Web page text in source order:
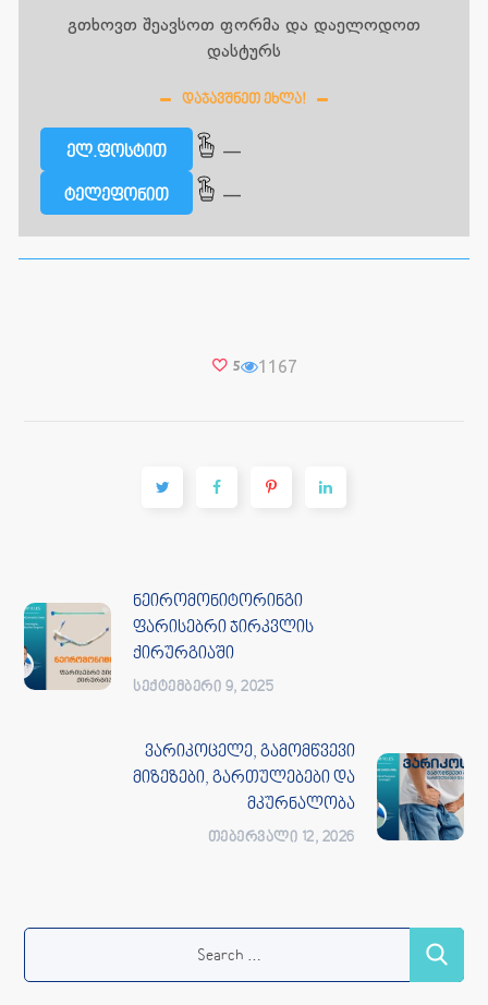
გთხოვთ შეავსოთ ფორმა და დაელოდოთ
დასტურს
ᲓᲐᲯᲐᲕᲨᲜᲔᲗ ᲔᲮᲚᲐ!
ელ.ფოსტით —
ტელეფონით —
5 1167
ნეირომონიტორინგი
ფარისებრი ჯირკვლის
ქირურგიაში
ᲡᲔᲥᲢᲔᲛᲑᲔᲠᲘ 9, 2025
ვარიკოცელე, გამომწვევი
მიზეზები, გართულებები და
მკურნალობა
ᲗᲔᲑᲔᲠᲕᲐᲚᲘ 12, 2026